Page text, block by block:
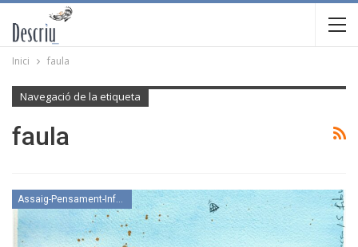
Inici faula
Navegació de la etiqueta
faula
Assaig-Pensament-Informació